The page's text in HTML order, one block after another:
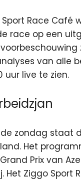
Sport Race
race op een
van alle
uur live te zien.
zondag staat
Het
Prix van
Het Ziggo